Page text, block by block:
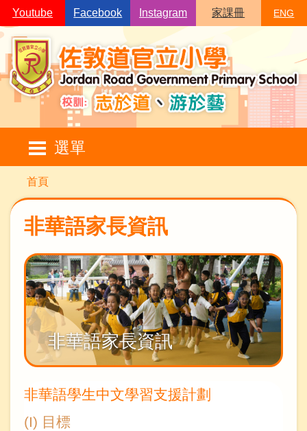
移至主內容
Youtube Facebook Instagram 家課冊 ENG
選單
Main
navigation
導
航
連
結
首頁
非華語家長資訊
非華語家長資訊
非華語學生中文學習支援計劃
(I) 目標